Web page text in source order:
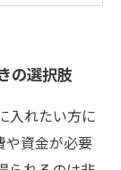
事例
金買取サ
の選択肢
入れたい方に
や資金が必要